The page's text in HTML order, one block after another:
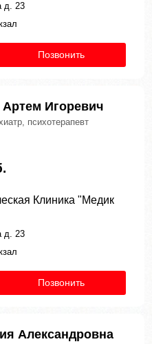
д. 23
Позвонить
Артем Игоревич
психотерапевт
Клиника "Медик
д. 23
Позвонить
Александровна